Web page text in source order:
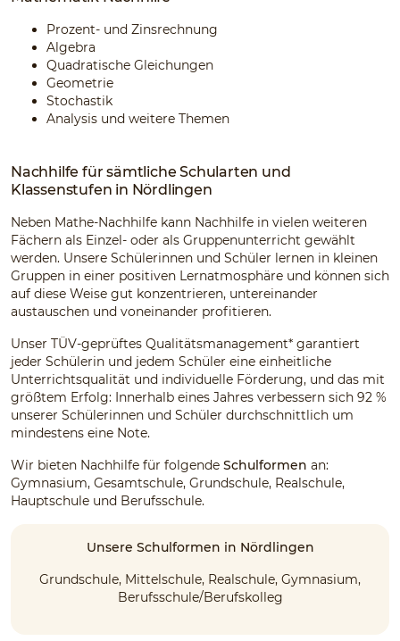
Prozent- und Zinsrechnung
Algebra
Quadratische Gleichungen
Geometrie
Stochastik
Analysis und weitere Themen
Nachhilfe für sämtliche Schularten und
Klassenstufen in Nördlingen
Neben Mathe-Nachhilfe kann Nachhilfe in vielen weiteren
Fächern als Einzel- oder als Gruppenunterricht gewählt
werden. Unsere Schülerinnen und Schüler lernen in kleinen
Gruppen in einer positiven Lernatmosphäre und können sich
auf diese Weise gut konzentrieren, untereinander
austauschen und voneinander profitieren.
Unser TÜV-geprüftes Qualitätsmanagement* garantiert
jeder Schülerin und jedem Schüler eine einheitliche
Unterrichtsqualität und individuelle Förderung, und das mit
größtem Erfolg: Innerhalb eines Jahres verbessern sich 92 %
unserer Schülerinnen und Schüler durchschnittlich um
mindestens eine Note.
Wir bieten Nachhilfe für folgende Schulformen an:
Gymnasium, Gesamtschule, Grundschule, Realschule,
Hauptschule und Berufsschule.
Unsere Schulformen in Nördlingen
Grundschule, Mittelschule, Realschule, Gymnasium,
Berufsschule/Berufskolleg